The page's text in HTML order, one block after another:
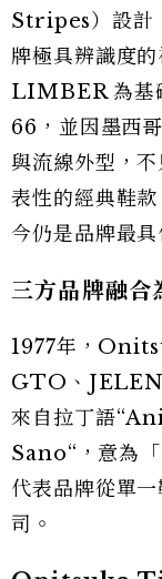
Stripes）設計
牌極具辨識度
LIMBER 為基
66，並因墨西
與流線外型，
表性的經典鞋
今仍是品牌最
三方品牌融
1977年，
GTO、
來自拉丁語
Sano“，意為
代表品牌從單
司。